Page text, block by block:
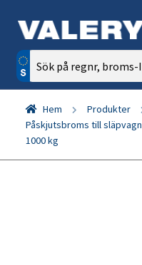
Sök
efter:
Hem Produkter
Påskjutsbroms till släpvagn
1000 kg